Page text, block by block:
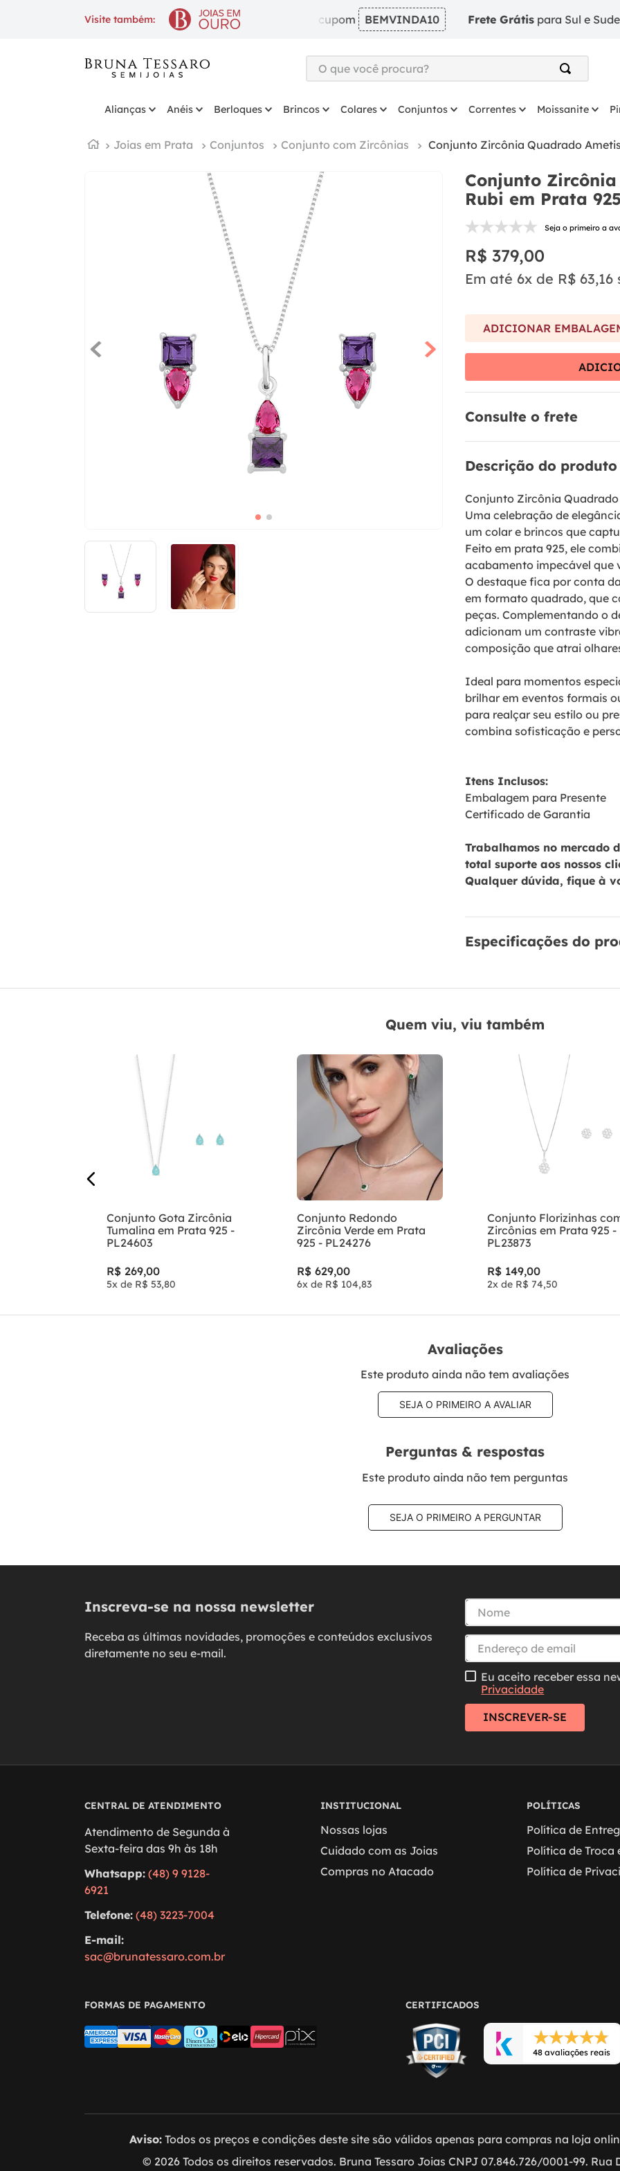
Visite também:
10% OFFna 1ª compra com cupom BEMVINDA10 Frete Grátispara Sul e Sudeste em
O que você procura?
2º
solitário
4
aliança
Alianças Anéis Berloques Brincos Colares Conjuntos Correntes Moissanite
Joias em Prata Conjuntos Conjunto com Zircônias Conjunto Zircônia Quadrado
Conjunto
Rubi em Prata
Seja o primeiro a
R$ 379,00
Em até 6x de R$ 63,16
ADICIONAR
Consulte o frete
Descrição do produto
Conjunto Zircônia
Uma celebração de
um colar e brincos que
Feito em prata 925, ele
acabamento impecável que
O destaque fica por conta
em formato quadrado, que
peças. Complementando o
adicionam um contraste
composição que atrai
Ideal para momentos
brilhar em eventos formais
para realçar seu estilo ou
combina sofisticação e
Itens Inclusos:
Embalagem para Presente
Certificado de Garantia
Trabalhamos no mercado
total suporte aos nossos
Qualquer dúvida, fique à
Especificações do
Quem viu, viu também
Conjunto Gota Zircônia
Tumalina em Prata 925 -
PL24603
R$ 269,00
5x de R$ 53,80
Conjunto Redondo
Zircônia Verde em Prata
925 - PL24276
R$ 629,00
6x de R$ 104,83
Conjunto Florizinhas
Zircônias em Prata 925 -
PL23873
R$ 149,00
2x de R$ 74,50
Avaliações
Este produto ainda não tem avaliações
SEJA O PRIMEIRO A AVALIAR
Perguntas & respostas
Este produto ainda não tem perguntas
SEJA O PRIMEIRO A PERGUNTAR
Inscreva-se na nossa newsletter
Receba as últimas novidades, promoções e conteúdos exclusivos
diretamente no seu e-mail.
Eu aceito receber essa
Privacidade
INSCREVER-SE
CENTRAL DE ATENDIMENTO
Atendimento de Segunda à
Sexta-feira das 9h às 18h
Whatsapp: (48) 9 9128-
6921
Telefone: (48) 3223-7004
E-mail:
sac@brunatessaro.com.br
INSTITUCIONAL
Nossas lojas
Cuidado com as Joias
Compras no Atacado
POLÍTICAS
Política de
Política de Troca
Política de
FORMAS DE PAGAMENTO CERTIFICADOS
48 avaliações reais
Aviso:Todos os preços e condições deste site são válidos apenas para compras na loja
© 2026 Todos os direitos reservados. Bruna Tessaro Joias CNPJ 07.846.726/0001-99.